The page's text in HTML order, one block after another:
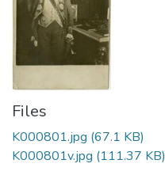
Files
K000801.jpg (67.1 KB)
K000801v.jpg (111.37 KB)